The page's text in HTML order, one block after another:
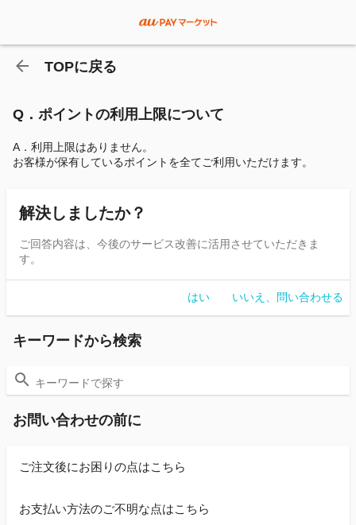
TOPに戻る
Q．ポイントの利用上限について
A．利用上限はありません。
お客様が保有しているポイントを全てご利用いただけます。
解決しましたか？
ご回答内容は、今後のサービス改善に活用させていただきま
す。
はい いいえ、問い合わせる
キーワードから検索
お問い合わせの前に
ご注文後にお困りの点はこちら
お支払い方法のご不明な点はこちら